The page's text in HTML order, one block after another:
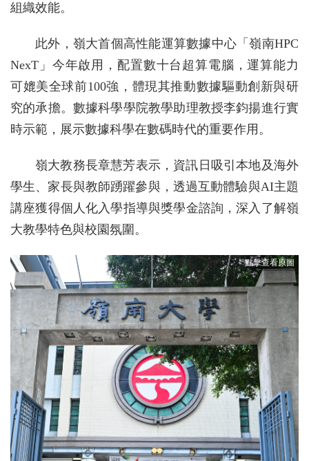
組織效能。
此外，嶺大首個高性能運算數據中心「嶺南HPC
NexT」今年啟用，配置數十台超算電腦，運算能力
可媲美全球前100強，體現其推動數據驅動創新與研
究的承擔。數據科學學院教學助理教授李鈞揚進行實
時示範，展示數據科學在數碼時代的重要作用。
嶺大教務長章慧芳表示，資訊日吸引本地及海外
學生、家長與教師踴躍參與，透過互動體驗與AI主題
講座獲得個人化入學指導與獎學金諮詢，深入了解嶺
大教學特色與校園氛圍。